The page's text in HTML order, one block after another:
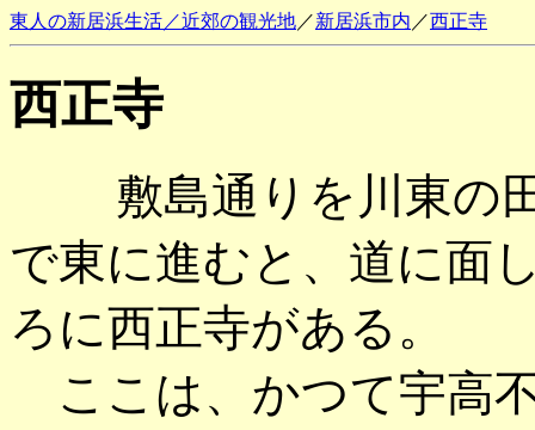
東人の新居浜生活／近郊の観光地／新居浜市内 ／西正寺
西正寺
敷島通りを川東の
で東に進むと、道に面
ろに西正寺がある。
ここは、かつて宇高